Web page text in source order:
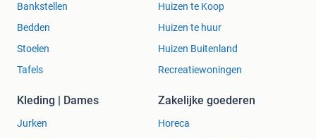
Bankstellen
Bedden
Stoelen
Tafels
Huizen te Koop
Huizen te huur
Huizen Buitenland
Recreatiewoningen
Kleding | Dames
Jurken
Zakelijke goederen
Horeca